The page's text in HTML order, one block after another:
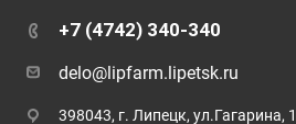
+7 (4742) 340-340
delo@lipfarm.lipetsk.ru
398043, г. Липецк, ул.Гагарина,